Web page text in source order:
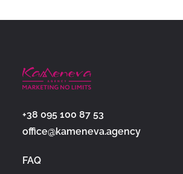
+38 095 100 87 53
office@kameneva.agency
FAQ